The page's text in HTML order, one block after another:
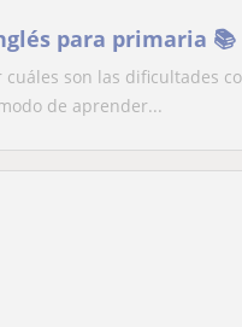
para primaria 📚
son las dificultades
de aprender...